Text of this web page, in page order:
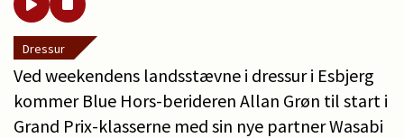
Dressur
Ved weekendens landsstævne i dressur i Esbjerg
kommer Blue Hors-berideren Allan Grøn til start i
Grand Prix-klasserne med sin nye partner Wasabi